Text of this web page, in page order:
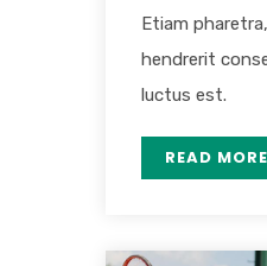
Etiam
hendrerit
luctus est.
READ MORE